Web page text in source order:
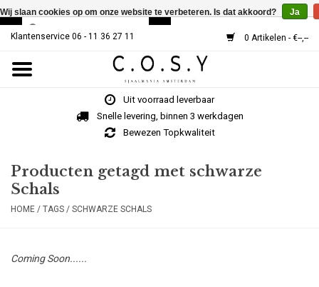
Klantenservice 06 - 11 36 27 11 0 Artikelen - €--,--
Home
MUTSEN
Uit voorraad leverbaar
Snelle levering, binnen 3 werkdagen
Bewezen Topkwaliteit
Producten getagd met schwarze
Schals
HOME / TAGS / SCHWARZE SCHALS
Coming Soon......
Wij slaan cookies op om onze website te verbeteren. Is dat akkoord? Ja